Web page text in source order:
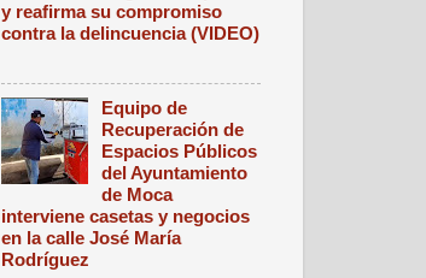
y reafirma su compromiso
contra la delincuencia (VIDEO)
Equipo de
Recuperación de
Espacios Públicos
del Ayuntamiento
de Moca
interviene casetas y negocios
en la calle José María
Rodríguez